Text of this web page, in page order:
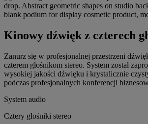
Kinowy dźwięk z czterech
Zanurz się w profesjonalnej przestrzeni
czterem głośnikom stereo. System został
wysokiej jakości dźwięku i krystalicznie
podczas profesjonalnych konferencji
System audio
Cztery głośniki stereo